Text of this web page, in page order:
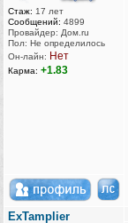
Стаж: 17 лет
Сообщений: 4899
Провайдер: Дом.ru
Пол: Не определилось
Он-лайн: Нет
Карма: +1.83
ExTamplier